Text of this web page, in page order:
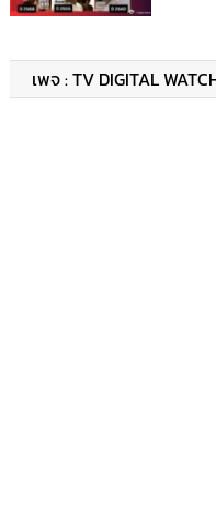
เพจ : TV DIGITAL